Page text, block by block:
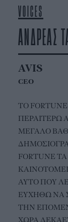
VOICES
ΑΝΔΡΕΑΣ
AVIS
CEO
ΤΟ
ΠΕΡΑΙΤΕΡΩ
ΜΕΓΑΛΟ
FORTUNE
ΑΥΤΟ ΠΟΥ
ΕΥΧΗΘΩ ΝΑ
ΤΗΝ
ΧΩΡΑ